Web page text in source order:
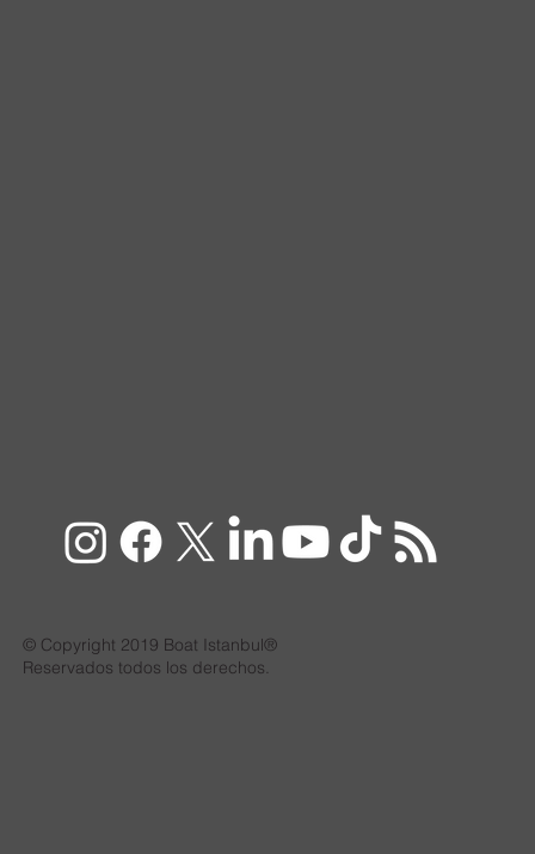
© Copyright 2019 Boat Istanbul®
Reservados todos los derechos.